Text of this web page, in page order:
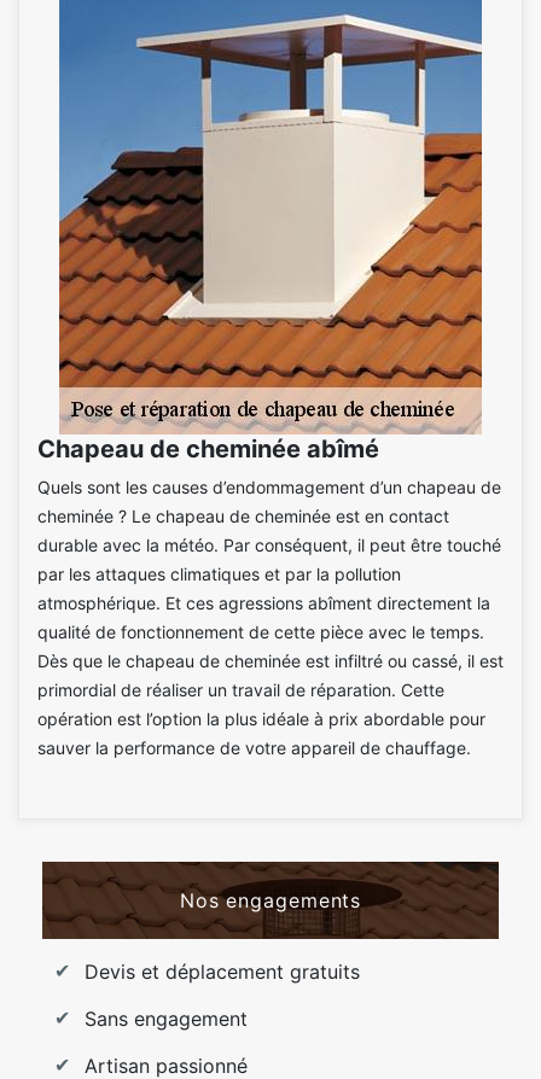
Chapeau de cheminée abîmé
Quels sont les causes d’endommagement d’un chapeau de
cheminée ? Le chapeau de cheminée est en contact
durable avec la météo. Par conséquent, il peut être touché
par les attaques climatiques et par la pollution
atmosphérique. Et ces agressions abîment directement la
qualité de fonctionnement de cette pièce avec le temps.
Dès que le chapeau de cheminée est infiltré ou cassé, il est
primordial de réaliser un travail de réparation. Cette
opération est l’option la plus idéale à prix abordable pour
sauver la performance de votre appareil de chauffage.
Nos engagements
Devis et déplacement gratuits
Sans engagement
Artisan passionné